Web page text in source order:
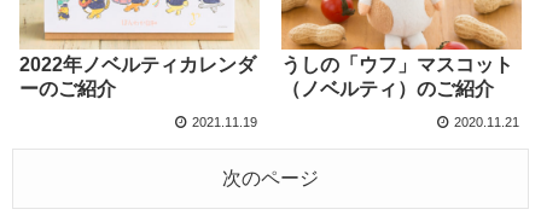
2022年ノベルティカレンダ
ーのご紹介
2021.11.19
うしの「ウフ」マスコット
（ノベルティ）のご紹介
2020.11.21
次のページ